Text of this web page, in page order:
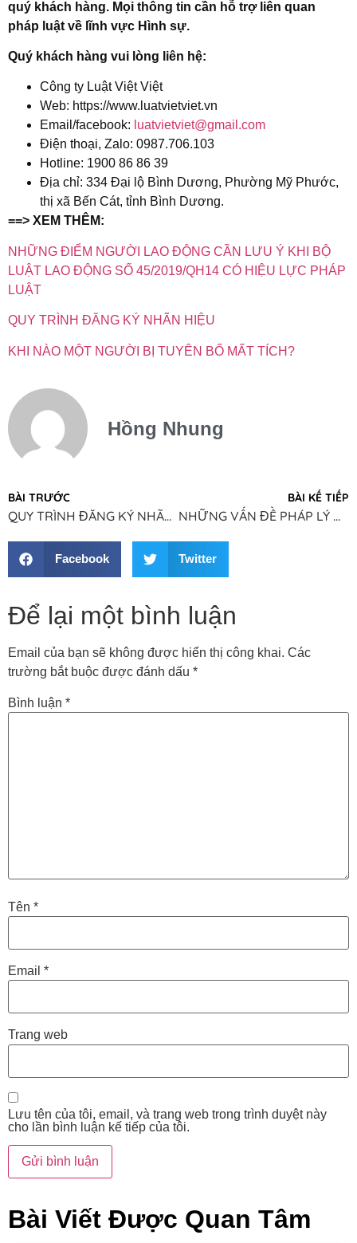
quý khách hàng. Mọi thông tin cần hỗ trợ liên quan
pháp luật về lĩnh vực Hình sự.
Quý khách hàng vui lòng liên hệ:
Công ty Luật Việt Việt
Web: https://www.luatvietviet.vn
Email/facebook: luatvietviet@gmail.com
Điện thoại, Zalo: 0987.706.103
Hotline: 1900 86 86 39
Địa chỉ: 334 Đại lộ Bình Dương, Phường Mỹ Phước,
thị xã Bến Cát, tỉnh Bình Dương.
==> XEM THÊM:
NHỮNG ĐIỂM NGƯỜI LAO ĐỘNG CẦN LƯU Ý KHI BỘ
LUẬT LAO ĐỘNG SỐ 45/2019/QH14 CÓ HIỆU LỰC PHÁP
LUẬT
QUY TRÌNH ĐĂNG KÝ NHÃN HIỆU
KHI NÀO MỘT NGƯỜI BỊ TUYÊN BỐ MẤT TÍCH?
Hồng Nhung
BÀI TRƯỚC
QUY TRÌNH ĐĂNG KÝ NHÃN HIỆU
BÀI KẾ TIẾP
NHỮNG VẤN ĐỀ PHÁP LÝ KHI ĐƠN PHƯƠNG CHẤM DỨT HỢP ĐỒNG LAO ĐỘNG TRÁI PHÁP LUẬT
Facebook Twitter
Để lại một bình luận
Email của bạn sẽ không được hiển thị công khai. Các
trường bắt buộc được đánh dấu *
Bình luận *
Tên *
Email *
Trang web
Lưu tên của tôi, email, và trang web trong trình duyệt này
cho lần bình luận kế tiếp của tôi.
Bài Viết Được Quan Tâm